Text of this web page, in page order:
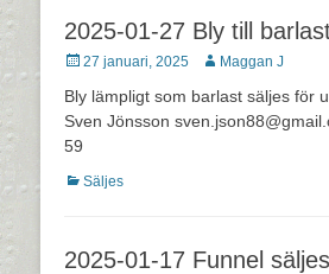
2025-01-27 Bly till
Postades
27 januari, 2025 Författare
Maggan J
Bly lämpligt som barlast säljes för
Sven Jönsson
59
Kategorier
Säljes
2025-01-17 Funnel säljes